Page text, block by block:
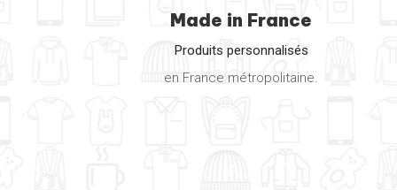
Made in France
Produits personnalisés
en France métropolitaine.